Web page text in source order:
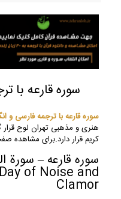
سوره قارعه با
سوره قارعه با ترجمه فارسی و
کریم قرار دارد.برای مشاهده
of Noise and
Clamor